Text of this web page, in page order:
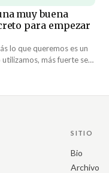
muy buena
para empezar
lo que queremos es un
más fuerte se
obtener están muy
SITIO
Bio
Archivo